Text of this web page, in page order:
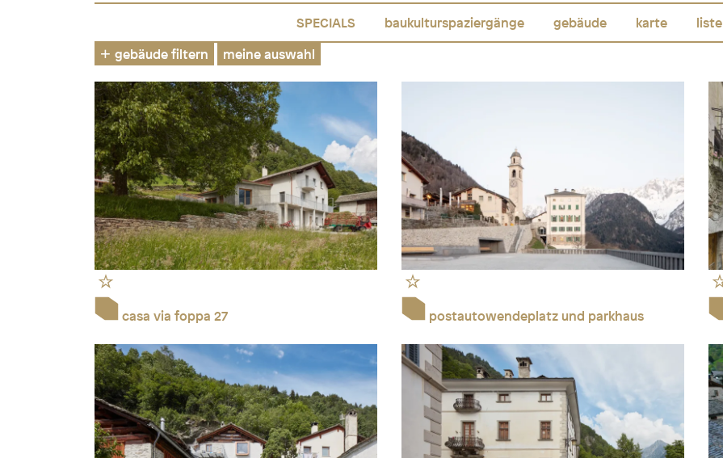
SPECIALS baukulturspaziergänge gebäude karte liste
gebäude filtern
meine auswahl
casa via foppa 27 postautowendeplatz und parkhaus